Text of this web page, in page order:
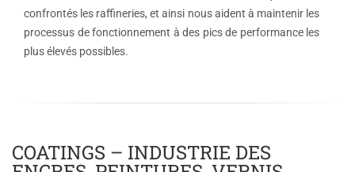
confrontés les raffineries, et ainsi nous aident à maintenir les
processus de fonctionnement à des pics de performance les
plus élevés possibles.
COATINGS – INDUSTRIE DES